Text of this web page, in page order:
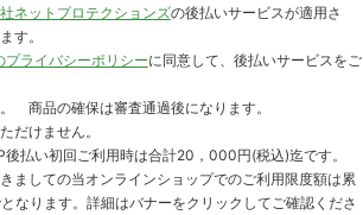
ネットプロテクションズの後払いサービスが適用さ
す。
ライバシーポリシーに同意して、後払いサービスをご
商品の確保は審査通過後になります。
だけません。
払い初回ご利用時は合計20，000円(税込)迄です。
ましての当オンラインショップでのご利用限度額は累
なります。詳細はバナーをクリックしてご確認くださ